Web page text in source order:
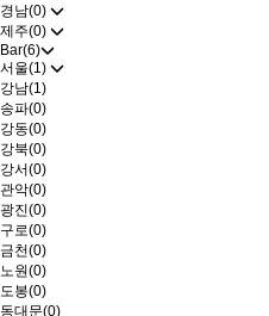
경남(0)
제주(0)
Bar(6)
서울(1)
강남(1)
송파(0)
강동(0)
강북(0)
강서(0)
관악(0)
광진(0)
구로(0)
금천(0)
노원(0)
도봉(0)
동대문(0)